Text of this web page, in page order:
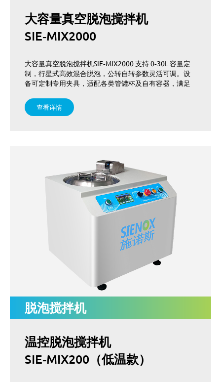
大容量真空脱泡搅拌机
SIE‑MIX2000
大容量真空脱泡搅拌机SIE‑MIX2000 支持 0‑30L 容量定
制，行星式高效混合脱泡，公转自转参数灵活可调。设
备可定制专用夹具，适配各类管罐杯及自有容器，满足
长期连续生产。
查看详情
脱泡搅拌机
温控脱泡搅拌机
SIE‑MIX200（低温款）